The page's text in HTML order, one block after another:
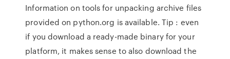
Information on tools for unpacking archive files
provided on python.org is available. Tip : even
if you download a ready-made binary for your
platform, it makes sense to also download the